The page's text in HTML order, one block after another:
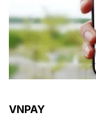
VNPAY